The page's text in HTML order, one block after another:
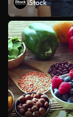
iStock